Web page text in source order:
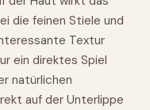
die feinen Stiele und
Textur
ein direktes Spiel
natürlichen
auf der Unterlippe